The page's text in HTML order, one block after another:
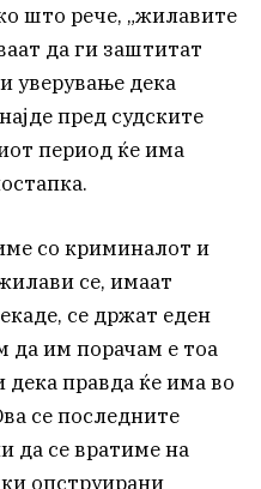
што рече, „жилавите
да ги заштитат
уверување дека
пред судските
период ќе има
со криминалот и
се, имаат
се држат еден
да им порачам е тоа
дека правда ќе има во
се последните
да се вратиме на
опструирани